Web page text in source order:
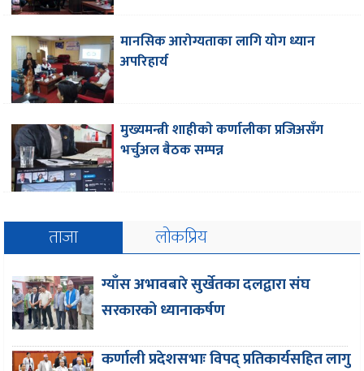
मानसिक आरोग्यताका लागि योग ध्यान
अपरिहार्य
मुख्यमन्त्री शाहीकाे कर्णालीका प्रजिअसँग
भर्चुअल बैठक सम्पन्न
ताजा लोकप्रिय
ग्याँस अभावबारे सुर्खेतका दलद्वारा संघ
सरकारको ध्यानाकर्षण
कर्णाली प्रदेशसभाः विपद् प्रतिकार्यसहित लागु